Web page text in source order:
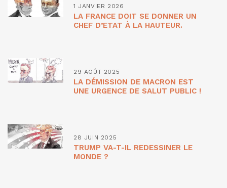
1 JANVIER 2026
LA FRANCE DOIT SE DONNER UN
CHEF D’ETAT À LA HAUTEUR.
29 AOÛT 2025
LA DÉMISSION DE MACRON EST
UNE URGENCE DE SALUT PUBLIC !
28 JUIN 2025
TRUMP VA-T-IL REDESSINER LE
MONDE ?